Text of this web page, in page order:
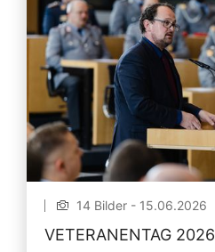
14 Bilder - 15.06.2026
VETERANENTAG 2026